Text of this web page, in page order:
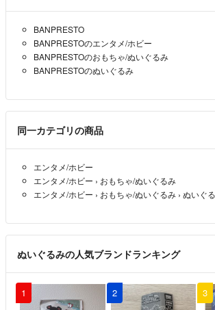
BANPRESTO
BANPRESTOのエンタメ/ホビー
BANPRESTOのおもちゃ/ぬいぐるみ
BANPRESTOのぬいぐるみ
同一カテゴリの商品
エンタメ/ホビー
エンタメ/ホビー › おもちゃ/ぬいぐるみ
エンタメ/ホビー › おもちゃ/ぬいぐるみ › ぬいぐ
ぬいぐるみの人気ブランドランキング
1 2 3